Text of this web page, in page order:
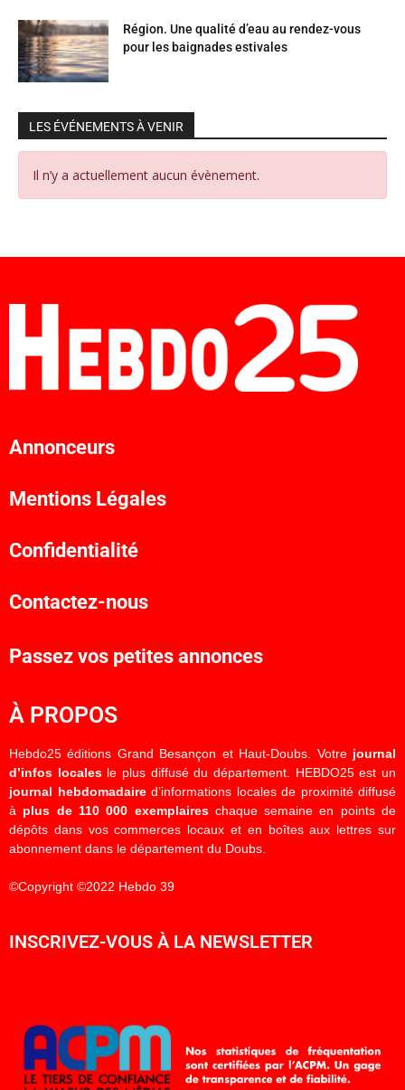
Région. Une qualité d’eau au rendez-vous
pour les baignades estivales
LES ÉVÉNEMENTS À VENIR
Il n’y a actuellement aucun évènement.
Annonceurs
Mentions Légales
Confidentialité
Contactez-nous
Passez vos petites annonces
À PROPOS
Hebdo25 éditions Grand Besançon et Haut-Doubs. Votre journal
d’infos localesle plus diffusé du département. HEBDO25 est un
journal hebdomadaired’informations locales de proximité diffusé
à plus de 110 000 exemplaireschaque semaine en points de
dépôts dans vos commerces locaux et en boîtes aux lettres sur
abonnement dans le département du Doubs.
©Copyright ©2022 Hebdo 39
INSCRIVEZ-VOUS À LA NEWSLETTER